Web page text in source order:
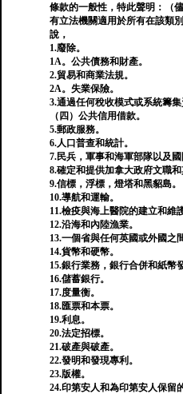
條款的一般性，特此聲明：（
有立法機關適用於所有在該類
說，
1.廢除。
1A。公共債務和財產。
2.貿易和商業法規。
2A。失業保險。
3.通過任何稅收模式或系統籌集
（四）公共信用借款。
5.郵政服務。
6.人口普查和統計。
7.民兵，軍事和海軍部隊以及國
8.確定和提供加拿大政府文職和
9.信標，浮標，燈塔和黑貂島。
10.導航和運輸。
11.檢疫與海上醫院的建立和維護
12.沿海和內陸漁業。
13.一個省與任何英國或外國之
14.貨幣和硬幣。
15.銀行業務，銀行合併和紙幣
16.儲蓄銀行。
17.度量衡。
18.匯票和本票。
19.利息。
20.法定招標。
21.破產與破產。
22.發明和發現專利。
23.版權。
24.印第安人和為印第安人保留